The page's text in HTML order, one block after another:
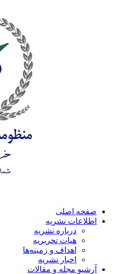
صفحه اصلی
اطلاعات نشریه
درباره نشریه
هیات تحریریه
اهداف و زمینه‌ها
اخبار نشریه
آرشیو مجله و مقالات